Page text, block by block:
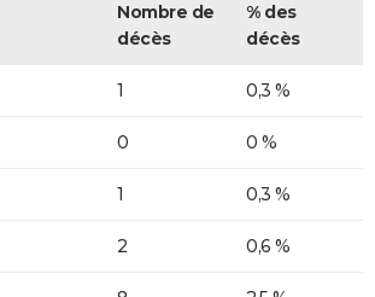
Nombre de
décès
% des
décès
1 0,3 %
0 0 %
1 0,3 %
2 0,6 %